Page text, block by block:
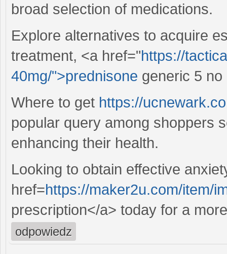
broad selection of medications.
Explore alternatives to acquire
treatment, <a href="https://
40mg/">prednisone generic 5
Where to get https://
popular query among shoppers
enhancing their health.
Looking to obtain effective
href=https://maker2u.com/item/
prescription</a> today for a
odpowiedz